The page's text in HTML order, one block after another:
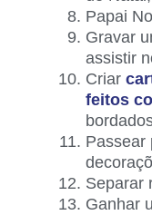
Papai
Gravar
assistir
Criar
feitos
Passear
Separar
Ganhar